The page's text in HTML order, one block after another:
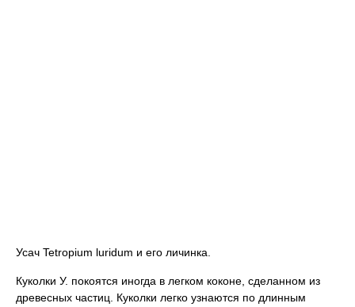
Усач Tetropium luridum и его личинка.
Куколки У. покоятся иногда в легком коконе, сделанном из
древесных частиц. Куколки легко узнаются по длинным